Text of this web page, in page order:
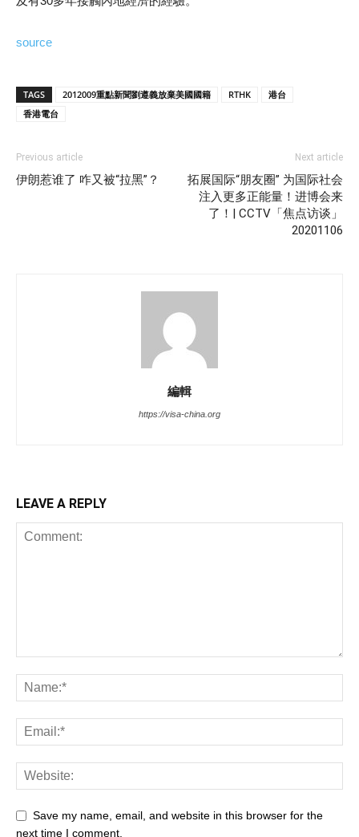
source
TAGS 2012009重點新聞劉遵義放棄美國國籍 RTHK
港台
香港電台
Previous article
伊朗惹谁了 咋又被“拉黑”？
Next article
拓展国际“朋友圈” 为国际社会
注入更多正能量！进博会来
了！| CCTV「焦点访谈」
20201106
編輯
https://visa-china.org
LEAVE A REPLY
Save my name, email, and website in this browser for the
next time I comment.